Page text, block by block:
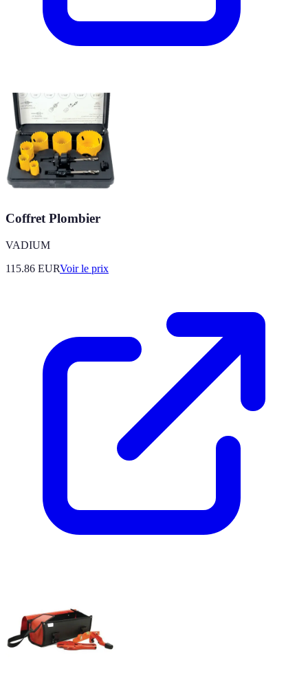
Coffret Plombier
VADIUM
115.86 EURVoir le prix